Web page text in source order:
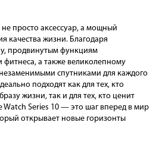
просто аксессуар, а мощный
качества жизни. Благодаря
продвинутым функциям
фитнеса, а также великолепному
спутниками для каждого
подходят как для тех, кто
жизни, так и для тех, кто ценит
Watch Series 10 — это шаг вперед в мир
открывает новые горизонты